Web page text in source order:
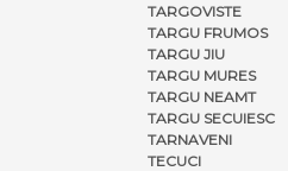
TARGOVISTE
TARGU FRUMOS
TARGU JIU
TARGU MURES
TARGU NEAMT
TARGU SECUIESC
TARNAVENI
TECUCI